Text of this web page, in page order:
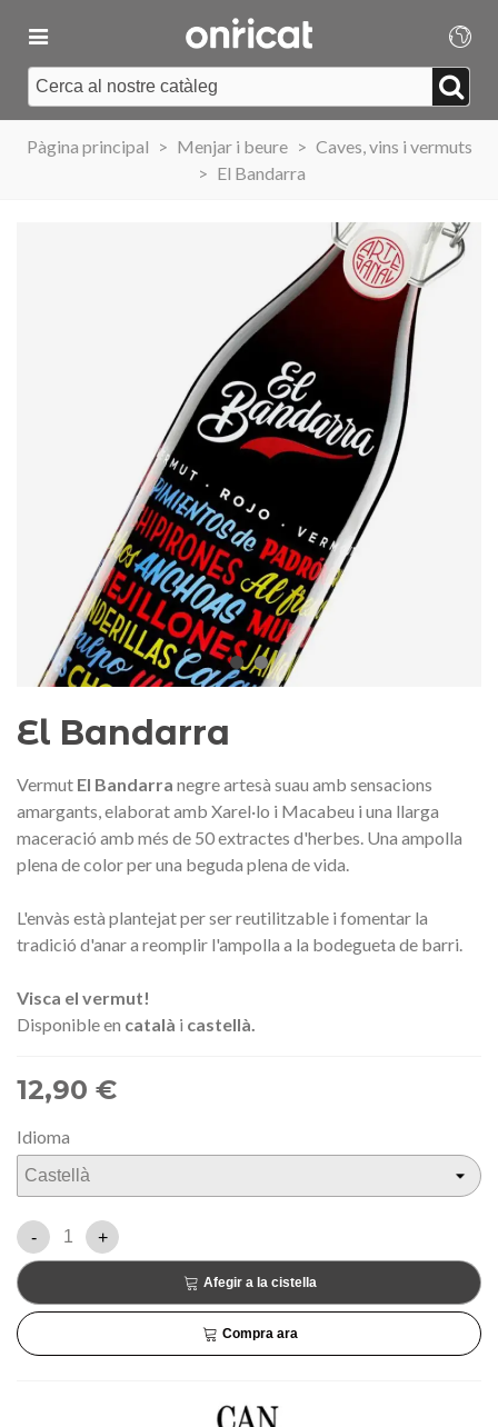
Pàgina principal > Menjar i beure > Caves, vins i vermuts
> El Bandarra
El Bandarra
Vermut El Bandarra negre artesà suau amb sensacions
amargants, elaborat amb Xarel·lo i Macabeu i una llarga
maceració amb més de 50 extractes d'herbes. Una ampolla
plena de color per una beguda plena de vida.
L'envàs està plantejat per ser reutilitzable i fomentar la
tradició d'anar a reomplir l'ampolla a la bodegueta de barri.
Visca el vermut!
Disponible en català i castellà.
12,90 €
Idioma
- +
Afegir a la cistella
Compra ara
Medalla commemorativa Gaudí
2026 – Edició limitada
89,00 € NOVETAT
Afegir a la cistella
Motxilla Stivibags